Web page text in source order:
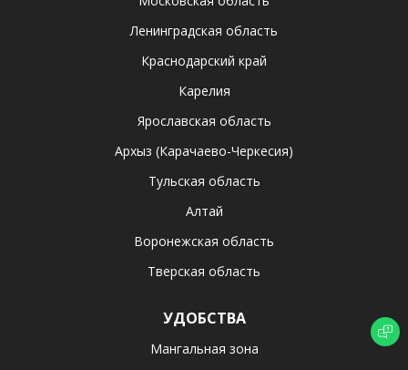
Ленинградская область
Краснодарский край
Карелия
Ярославская область
Архыз (Карачаево-Черкесия)
Тульская область
Алтай
Воронежская область
Тверская область
УДОБСТВА
Мангальная зона